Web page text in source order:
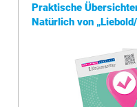
Praktische
Natürlich von